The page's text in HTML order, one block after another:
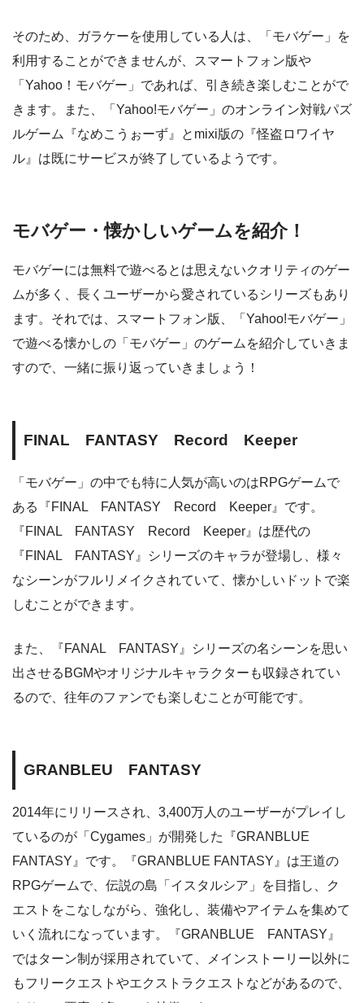
そのため、ガラケーを使用している人は、「モバゲー」を
利用することができませんが、スマートフォン版や
「Yahoo！モバゲー」であれば、引き続き楽しむことがで
きます。また、「Yahoo!モバゲー」のオンライン対戦パズ
ルゲーム『なめこうぉーず』とmixi版の『怪盗ロワイヤ
ル』は既にサービスが終了しているようです。
モバゲー・懐かしいゲームを紹介！
モバゲーには無料で遊べるとは思えないクオリティのゲー
ムが多く、長くユーザーから愛されているシリーズもあり
ます。それでは、スマートフォン版、「Yahoo!モバゲー」
で遊べる懐かしの「モバゲー」のゲームを紹介していきま
すので、一緒に振り返っていきましょう！
FINAL FANTASY Record Keeper
「モバゲー」の中でも特に人気が高いのはRPGゲームで
ある『FINAL FANTASY Record Keeper』です。
『FINAL FANTASY Record Keeper』は歴代の
『FINAL FANTASY』シリーズのキャラが登場し、様々
なシーンがフルリメイクされていて、懐かしいドットで楽
しむことができます。
また、『FANAL FANTASY』シリーズの名シーンを思い
出させるBGMやオリジナルキャラクターも収録されてい
るので、往年のファンでも楽しむことが可能です。
GRANBLEU FANTASY
2014年にリリースされ、3,400万人のユーザーがプレイし
ているのが「Cygames」が開発した『GRANBLUE
FANTASY』です。『GRANBLUE FANTASY』は王道の
RPGゲームで、伝説の島「イスタルシア」を目指し、ク
エストをこなしながら、強化し、装備やアイテムを集めて
いく流れになっています。『GRANBLUE FANTASY』
ではターン制が採用されていて、メインストーリー以外に
もフリークエストやエクストラクエストなどがあるので、